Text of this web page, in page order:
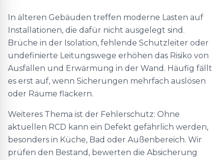
In älteren Gebäuden treffen moderne Lasten auf
Installationen, die dafür nicht ausgelegt sind.
Brüche in der Isolation, fehlende Schutzleiter oder
undefinierte Leitungswege erhöhen das Risiko von
Ausfällen und Erwärmung in der Wand. Häufig fällt
es erst auf, wenn Sicherungen mehrfach auslösen
oder Räume flackern.
Weiteres Thema ist der Fehlerschutz: Ohne
aktuellen RCD kann ein Defekt gefährlich werden,
besonders in Küche, Bad oder Außenbereich. Wir
prüfen den Bestand, bewerten die Absicherung